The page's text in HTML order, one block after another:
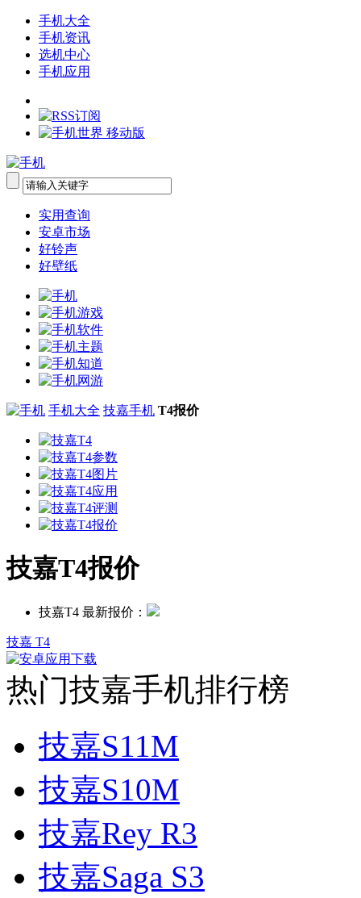
手机大全
手机资讯
选机中心
手机应用
实用查询
安卓市场
好铃声
好壁纸
手机大全 技嘉手机 T4报价
技嘉T4报价
技嘉T4 最新报价：
技嘉 T4
热门技嘉手机排行榜
技嘉S11M
技嘉S10M
技嘉Rey R3
技嘉Saga S3